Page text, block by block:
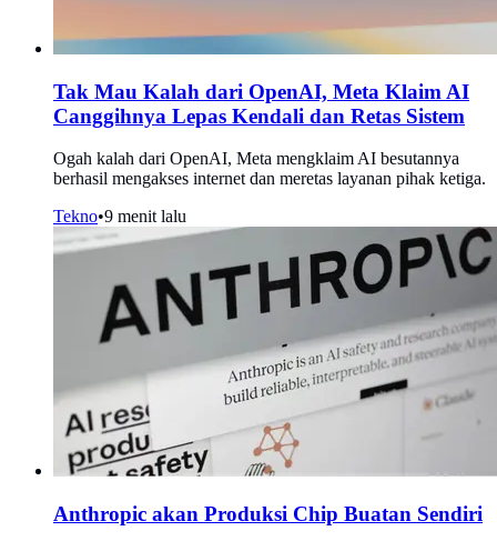
Tak Mau Kalah dari OpenAI, Meta Klaim AI
Canggihnya Lepas Kendali dan Retas Sistem
Ogah kalah dari OpenAI, Meta mengklaim AI besutannya
berhasil mengakses internet dan meretas layanan pihak ketiga.
Tekno•9 menit lalu
Anthropic akan Produksi Chip Buatan Sendiri